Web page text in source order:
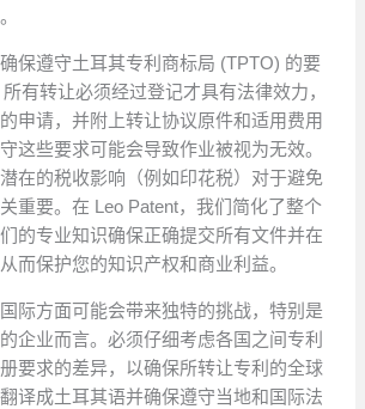
保遵守土耳其专利商标局 (TPTO) 的要
有转让必须经过登记才具有法律效力，
申请，并附上转让协议原件和适用费用
这些要求可能会导致作业被视为无效。
在的税收影响（例如印花税）对于避免
重要。在 Leo Patent，我们简化了整个
的专业知识确保正确提交所有文件并在
而保护您的知识产权和商业利益。
际方面可能会带来独特的挑战，特别是
企业而言。必须仔细考虑各国之间专利
要求的差异，以确保所转让专利的全球
译成土耳其语并确保遵守当地和国际法